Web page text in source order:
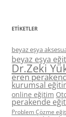
ETIKETLER
beyaz eşya
beyaz eşya
Dr.Zeki
eren
kurumsal
online eğitim
perakende
Problem Çözme